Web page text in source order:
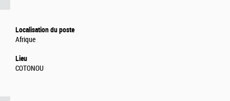
Localisation du poste
Afrique
Lieu
COTONOU